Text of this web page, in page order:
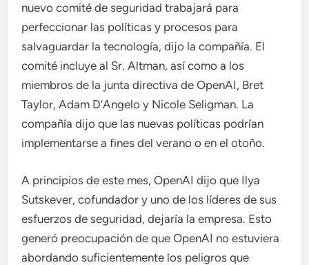
nuevo comité de seguridad trabajará para
perfeccionar las políticas y procesos para
salvaguardar la tecnología, dijo la compañía. El
comité incluye al Sr. Altman, así como a los
miembros de la junta directiva de OpenAI, Bret
Taylor, Adam D’Angelo y Nicole Seligman. La
compañía dijo que las nuevas políticas podrían
implementarse a fines del verano o en el otoño.
A principios de este mes, OpenAI dijo que Ilya
Sutskever, cofundador y uno de los líderes de sus
esfuerzos de seguridad, dejaría la empresa. Esto
generó preocupación de que OpenAI no estuviera
abordando suficientemente los peligros que